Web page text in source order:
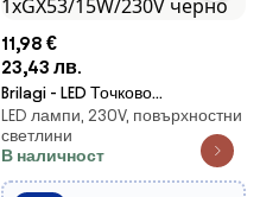
11,98 €
23,43 лв.
Brilagi - LED Точково
осветително тяло SMOOTH
1xGX53/15W/230V черно
LED лампи, 230V, повърхностни
светлини
В наличност